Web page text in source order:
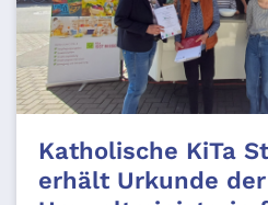
Katholische KiTa
erhält Urkunde der